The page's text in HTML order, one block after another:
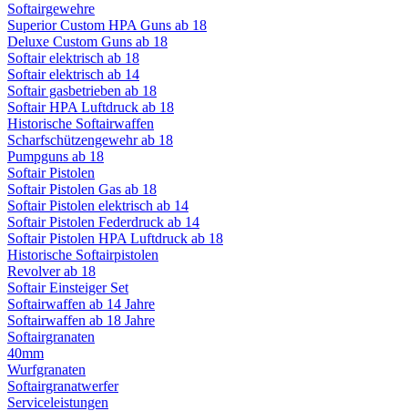
Softairgewehre
Superior Custom HPA Guns ab 18
Deluxe Custom Guns ab 18
Softair elektrisch ab 18
Softair elektrisch ab 14
Softair gasbetrieben ab 18
Softair HPA Luftdruck ab 18
Historische Softairwaffen
Scharfschützengewehr ab 18
Pumpguns ab 18
Softair Pistolen
Softair Pistolen Gas ab 18
Softair Pistolen elektrisch ab 14
Softair Pistolen Federdruck ab 14
Softair Pistolen HPA Luftdruck ab 18
Historische Softairpistolen
Revolver ab 18
Softair Einsteiger Set
Softairwaffen ab 14 Jahre
Softairwaffen ab 18 Jahre
Softairgranaten
40mm
Wurfgranaten
Softairgranatwerfer
Serviceleistungen